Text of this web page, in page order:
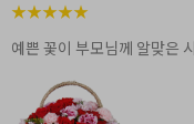
★★★★★
예쁜 꽃이 부모님께 알맞은